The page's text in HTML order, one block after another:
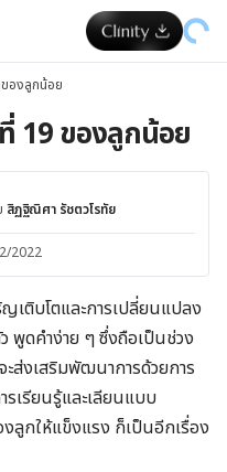
องลูกน้อย
19 ของลูกน้อย
สิฏฐิณิศา รัชตวโรทัย
2022
เติบโตและการเปลี่ยนแปลง
พูดคำง่าย ๆ ซึ่งถือเป็นช่วง
งเสริมพัฒนาการด้วยการ
เรียนรู้และเลียนแบบ
ลูกให้แข็งแรง ก็เป็นอีกเรื่อง